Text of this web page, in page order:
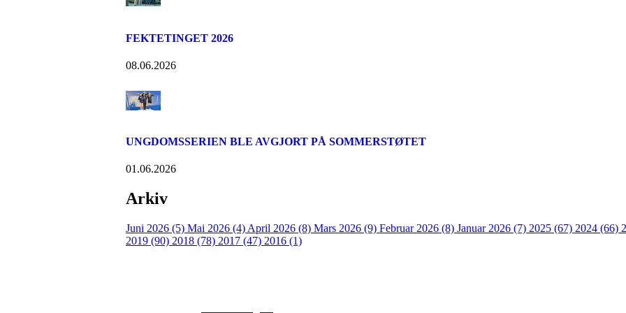
FEKTETINGET 2026
08.06.2026
UNGDOMSSERIEN BLE AVGJORT PÅ SOMMERSTØTET
01.06.2026
Arkiv
Juni 2026 (5) Mai 2026 (4) April 2026 (8) Mars 2026 (9) Februar 2026 (8) Januar 2026 (7) 2025 (67) 2024 (66)
2019 (90) 2018 (78) 2017 (47) 2016 (1)